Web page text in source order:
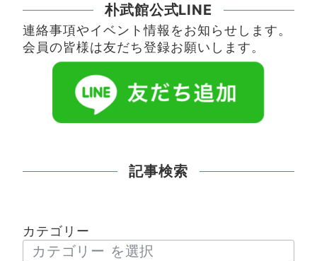
朴武館公式LINE
連絡事項やイベント情報をお知らせします。
会員の皆様は友だち登録お願いします。
記事検索
カテゴリー